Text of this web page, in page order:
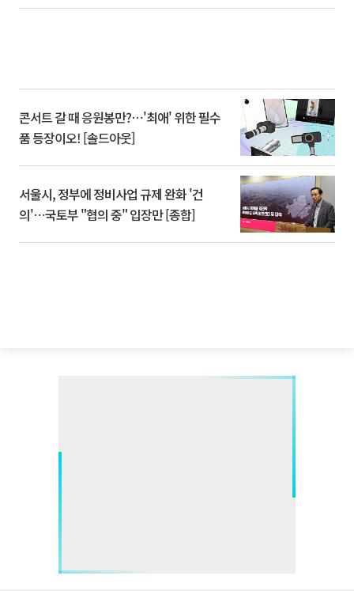
콘서트 갈 때 응원봉만?⋯'최애' 위한 필수
품 등장이오! [솔드아웃]
서울시, 정부에 정비사업 규제 완화 '건
의'⋯국토부 "협의 중" 입장만 [종합]